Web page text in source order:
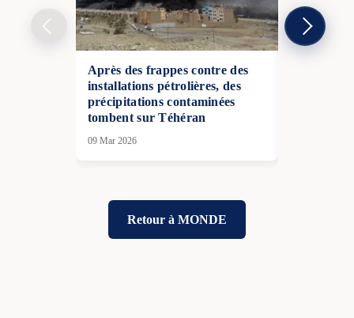
Après des frappes contre des
installations pétrolières, des
précipitations contaminées
tombent sur Téhéran
09 Mar 2026
Retour à MONDE